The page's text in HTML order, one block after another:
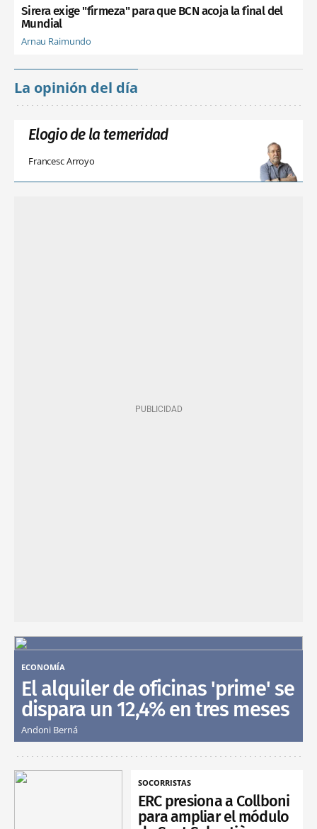
Sirera exige "firmeza" para que BCN acoja la final del
Mundial
Arnau Raimundo
La opinión del día
Elogio de la temeridad
Francesc Arroyo
ECONOMÍA
El alquiler de oficinas 'prime' se
dispara un 12,4% en tres meses
Andoni Berná
SOCORRISTAS
ERC presiona a Collboni
para ampliar el módulo